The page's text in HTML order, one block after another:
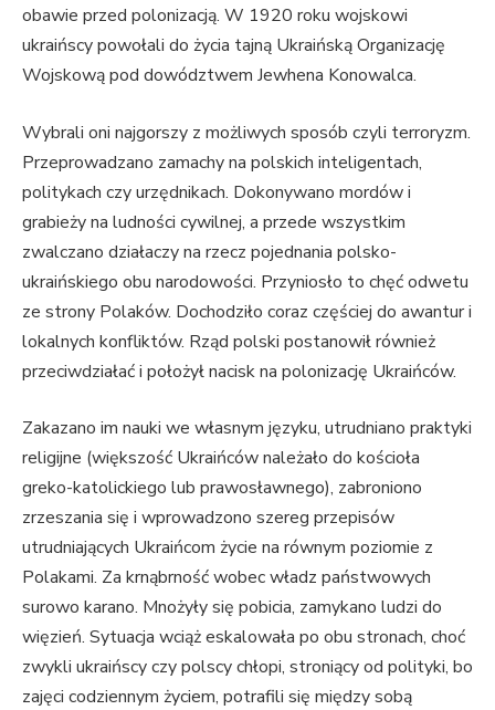
obawie przed polonizacją. W 1920 roku wojskowi
ukraińscy powołali do życia tajną Ukraińską Organizację
Wojskową pod dowództwem Jewhena Konowalca.
Wybrali oni najgorszy z możliwych sposób czyli terroryzm.
Przeprowadzano zamachy na polskich inteligentach,
politykach czy urzędnikach. Dokonywano mordów i
grabieży na ludności cywilnej, a przede wszystkim
zwalczano działaczy na rzecz pojednania polsko-
ukraińskiego obu narodowości. Przyniosło to chęć odwetu
ze strony Polaków. Dochodziło coraz częściej do awantur i
lokalnych konfliktów. Rząd polski postanowił również
przeciwdziałać i położył nacisk na polonizację Ukraińców.
Zakazano im nauki we własnym języku, utrudniano praktyki
religijne (większość Ukraińców należało do kościoła
greko-katolickiego lub prawosławnego), zabroniono
zrzeszania się i wprowadzono szereg przepisów
utrudniających Ukraińcom życie na równym poziomie z
Polakami. Za krnąbrność wobec władz państwowych
surowo karano. Mnożyły się pobicia, zamykano ludzi do
więzień. Sytuacja wciąż eskalowała po obu stronach, choć
zwykli ukraińscy czy polscy chłopi, stroniący od polityki, bo
zajęci codziennym życiem, potrafili się między sobą